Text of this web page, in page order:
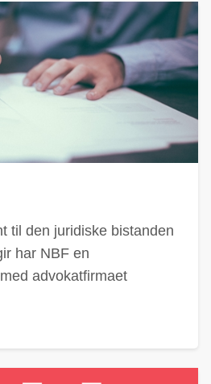
til den juridiske bistanden
har NBF en
advokatfirmaet